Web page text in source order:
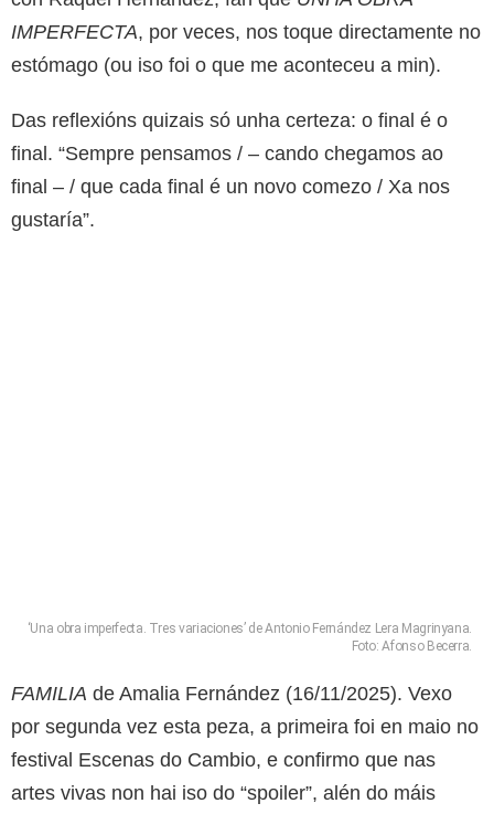
IMPERFECTA, por veces, nos toque directamente no
estómago (ou iso foi o que me aconteceu a min).
Das reflexións quizais só unha certeza: o final é o
final. “Sempre pensamos / – cando chegamos ao
final – / que cada final é un novo comezo / Xa nos
gustaría”.
‘Una obra imperfecta. Tres variaciones’ de Antonio Fernández Lera Magrinyana.
Foto: Afonso Becerra.
FAMILIA de Amalia Fernández (16/11/2025). Vexo
por segunda vez esta peza, a primeira foi en maio no
festival Escenas do Cambio, e confirmo que nas
artes vivas non hai iso do “spoiler”, alén do máis